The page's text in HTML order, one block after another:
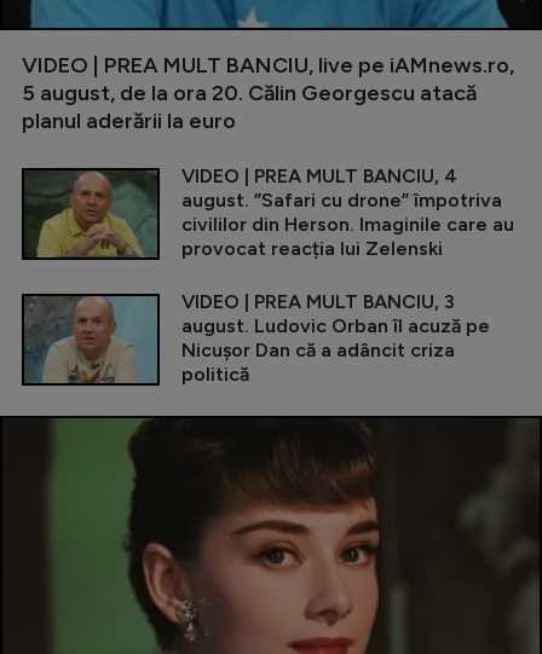
VIDEO | PREA MULT BANCIU, live pe iAMnews.ro,
5 august, de la ora 20. Călin Georgescu atacă
planul aderării la euro
VIDEO | PREA MULT BANCIU, 4
august. ”Safari cu drone” împotriva
civililor din Herson. Imaginile care au
provocat reacția lui Zelenski
VIDEO | PREA MULT BANCIU, 3
august. Ludovic Orban îl acuză pe
Nicușor Dan că a adâncit criza
politică